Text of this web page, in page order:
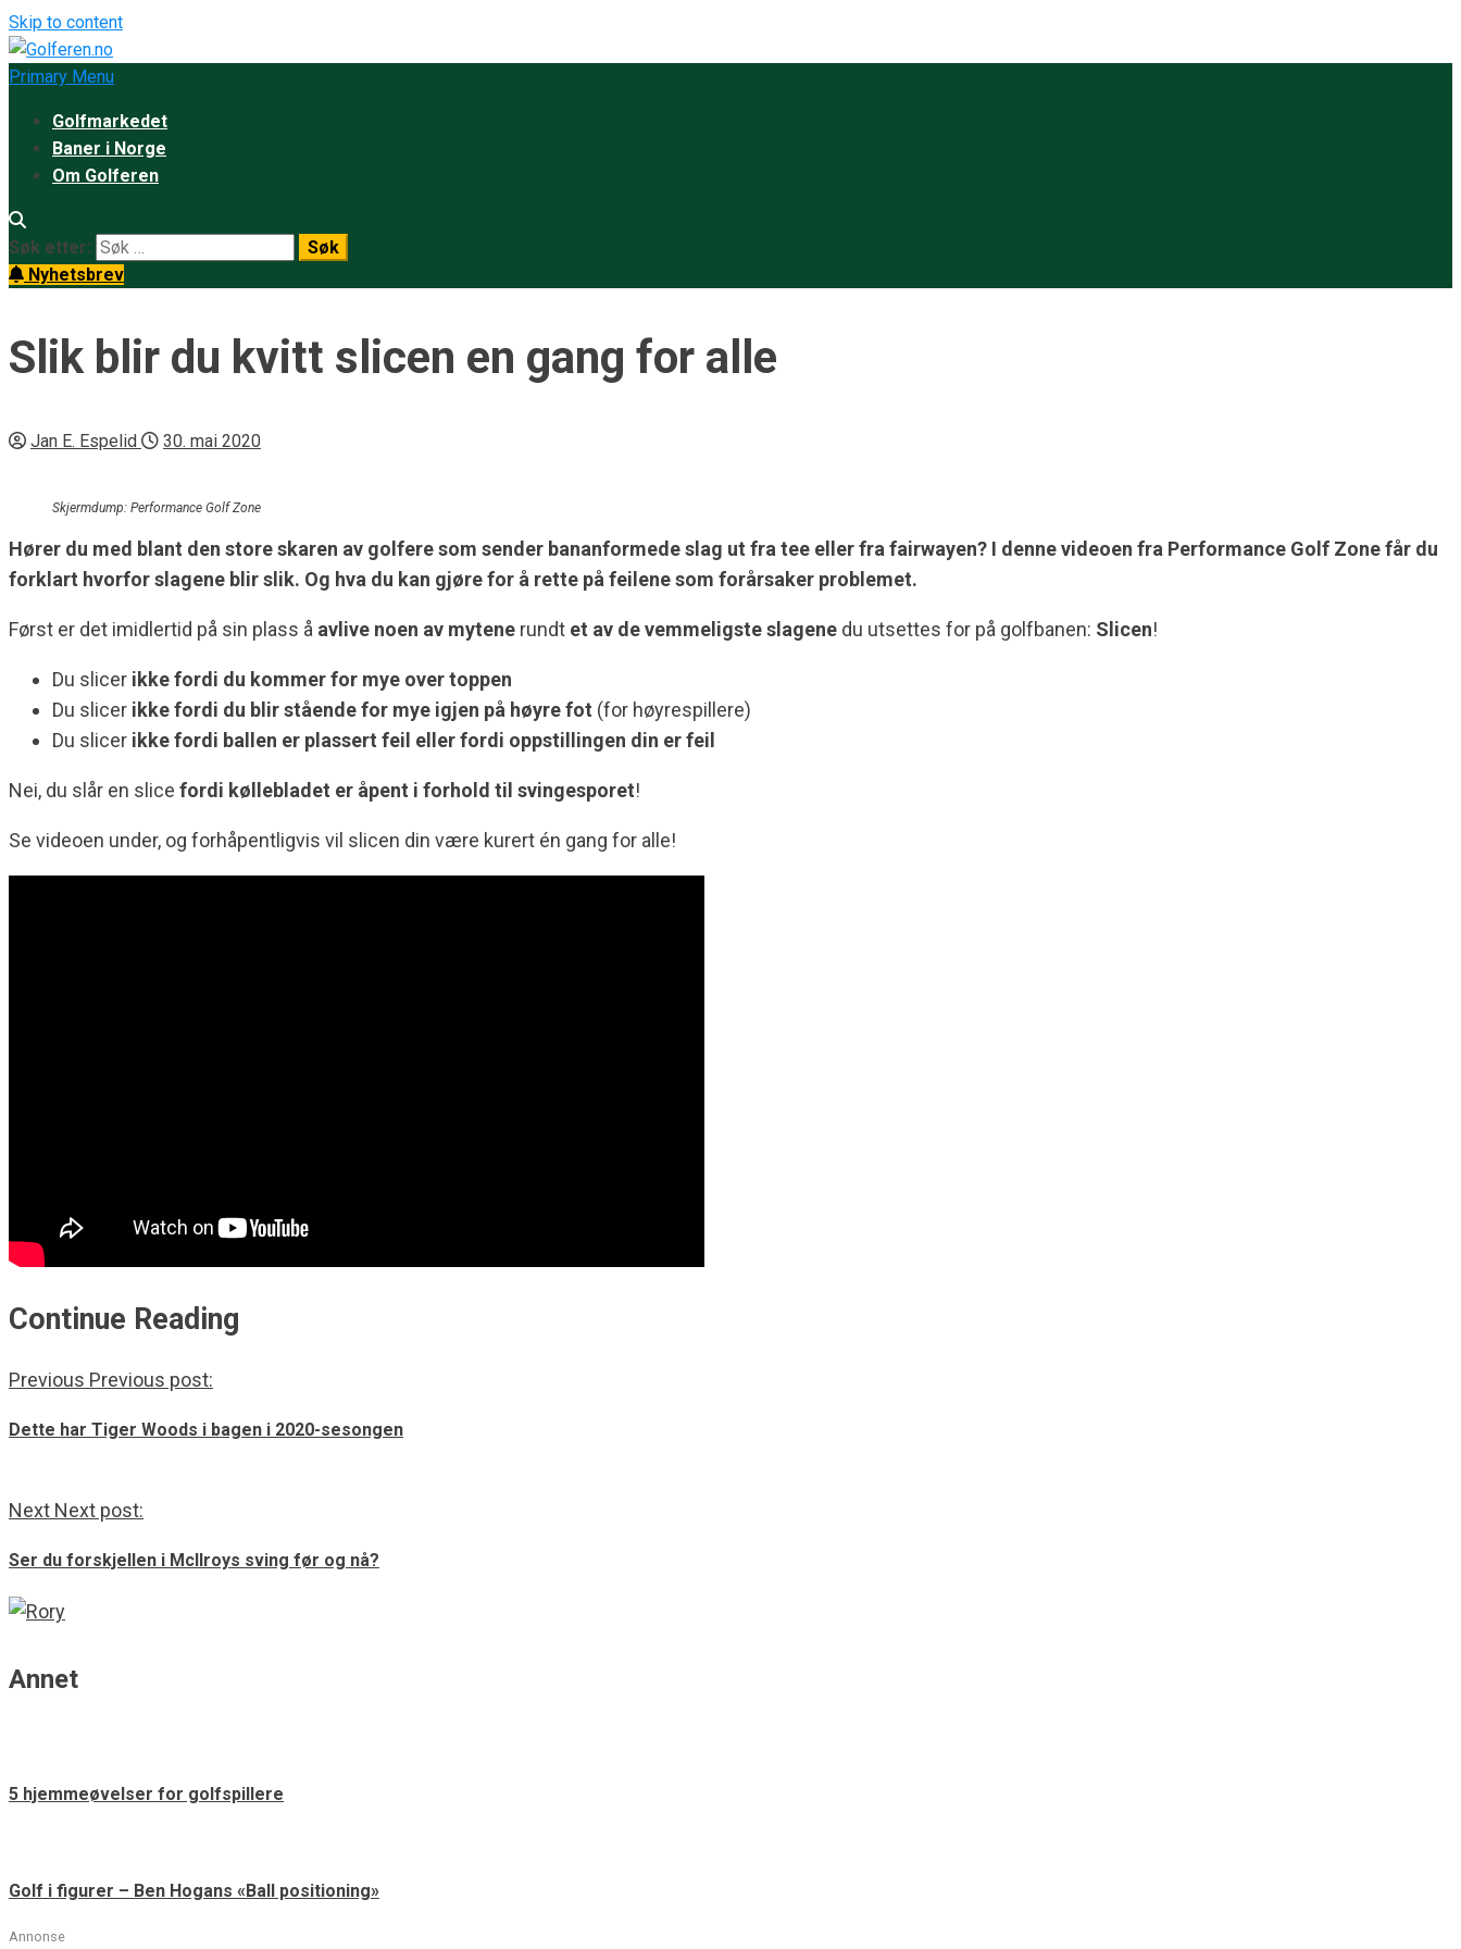
Skip to content
Primary Menu
Golfmarkedet
Baner i Norge
Om Golferen
Søk etter:
Nyhetsbrev
Slik blir du kvitt slicen en gang for alle
Jan E. Espelid 30. mai 2020
Skjermdump: Performance Golf Zone
Hører du med blant den store skaren av golfere som sender bananformede slag ut fra tee eller fra fairwayen? I denne videoen fra Performance Golf Zone får du
forklart hvorfor slagene blir slik. Og hva du kan gjøre for å rette på feilene som forårsaker problemet.
Først er det imidlertid på sin plass å avlive noen av mytene rundt et av de vemmeligste slagene du utsettes for på golfbanen: Slicen!
Du slicer ikke fordi du kommer for mye over toppen
Du slicer ikke fordi du blir stående for mye igjen på høyre fot (for høyrespillere)
Du slicer ikke fordi ballen er plassert feil eller fordi oppstillingen din er feil
Nei, du slår en slice fordi køllebladet er åpent i forhold til svingesporet!
Se videoen under, og forhåpentligvis vil slicen din være kurert én gang for alle!
Continue Reading
Previous Previous post:
Dette har Tiger Woods i bagen i 2020-sesongen
Next Next post:
Ser du forskjellen i McIlroys sving før og nå?
Annet
5 hjemmeøvelser for golfspillere
Golf i figurer – Ben Hogans «Ball positioning»
Annonse